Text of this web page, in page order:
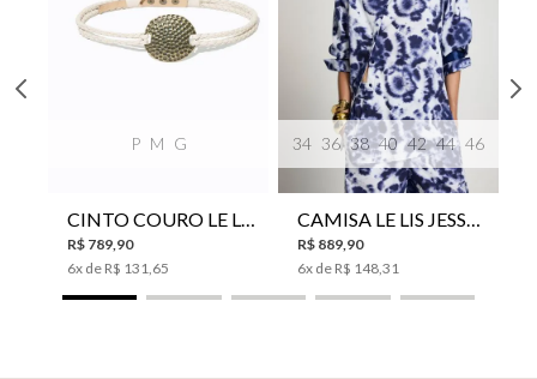
P M G
R$ 789 90
6x de R$ 131 65
34 36 38 40 42 44 46
R$ 889 90
6x de R$ 148 31